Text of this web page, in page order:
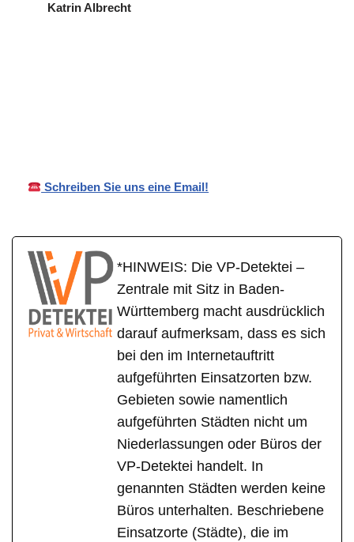
Katrin Albrecht
Schreiben Sie uns eine Email!
*HINWEIS: Die VP-Detektei –
Zentrale mit Sitz in Baden-
Württemberg macht ausdrücklich
darauf aufmerksam, dass es sich
bei den im Internetauftritt
aufgeführten Einsatzorten bzw.
Gebieten sowie namentlich
aufgeführten Städten nicht um
Niederlassungen oder Büros der
VP-Detektei handelt. In
genannten Städten werden keine
Büros unterhalten. Beschriebene
Einsatzorte (Städte), die im